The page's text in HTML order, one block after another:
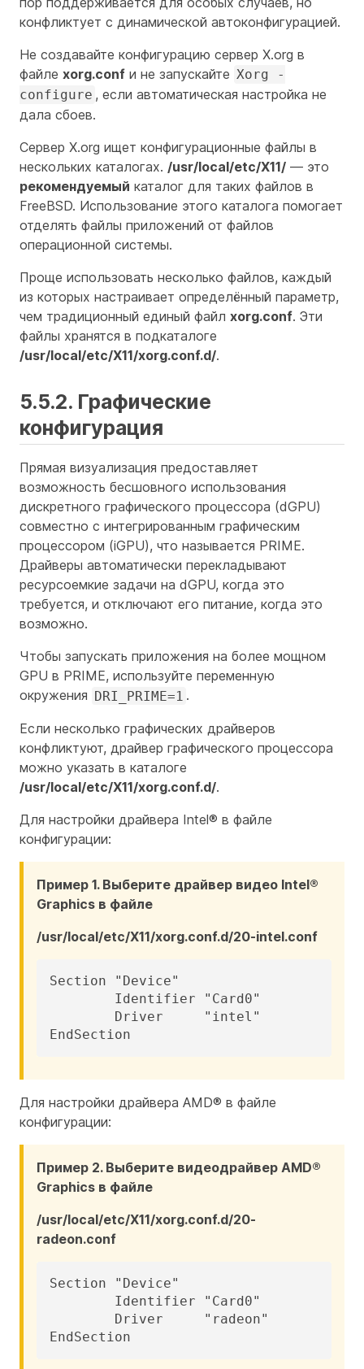
конфликтует с динамической автоконфигурацией.
Не создавайте конфигурацию сервер X.org в
файле xorg.conf и не запускайте Xorg -
configure , если автоматическая настройка не
дала сбоев.
Сервер X.org ищет конфигурационные файлы в
нескольких каталогах. /usr/local/etc/X11/ — это
рекомендуемый каталог для таких файлов в
FreeBSD. Использование этого каталога помогает
отделять файлы приложений от файлов
операционной системы.
Проще использовать несколько файлов, каждый
из которых настраивает определённый параметр,
чем традиционный единый файл xorg.conf. Эти
файлы хранятся в подкаталоге
/usr/local/etc/X11/xorg.conf.d/.
5.5.2. Графические
конфигурация
Прямая визуализация предоставляет
возможность бесшовного использования
дискретного графического процессора (dGPU)
совместно с интегрированным графическим
процессором (iGPU), что называется PRIME.
Драйверы автоматически перекладывают
ресурсоемкие задачи на dGPU, когда это
требуется, и отключают его питание, когда это
возможно.
Чтобы запускать приложения на более мощном
GPU в PRIME, используйте переменную
окружения DRI_PRIME=1 .
Если несколько графических драйверов
конфликтуют, драйвер графического процессора
можно указать в каталоге
/usr/local/etc/X11/xorg.conf.d/.
Для настройки драйвера Intel® в файле
конфигурации:
Пример 1. Выберите драйвер видео Intel®
Graphics в файле
/usr/local/etc/X11/xorg.conf.d/20-intel.conf
Section "Device"
EndSection
Для настройки драйвера AMD® в файле
конфигурации:
Пример 2. Выберите видеодрайвер AMD®
Graphics в файле
/usr/local/etc/X11/xorg.conf.d/20-
radeon.conf
Section "Device"
EndSection